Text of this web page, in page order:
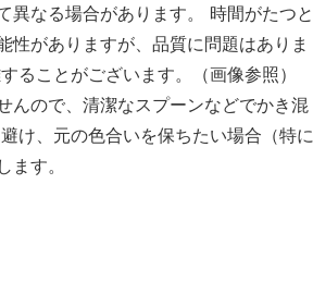
異なる場合があります。 時間がたつと
性がありますが、品質に問題はありま
ることがございます。（画像参照）
んので、清潔なスプーンなどでかき混
け、元の色合いを保ちたい場合（特に
す。